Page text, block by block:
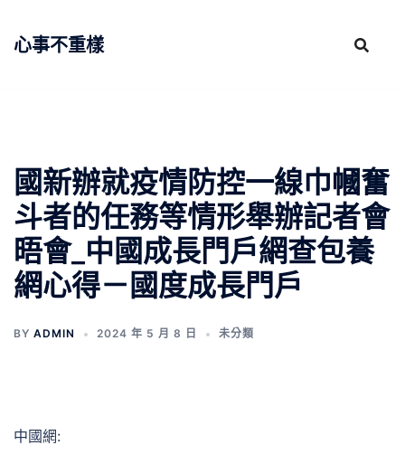
心事不重樣
國新辦就疫情防控一線巾幗奮
斗者的任務等情形舉辦記者會
晤會_中國成長門戶網查包養
網心得－國度成長門戶
BY ADMIN 2024 年 5 月 8 日 未分類
中國網: